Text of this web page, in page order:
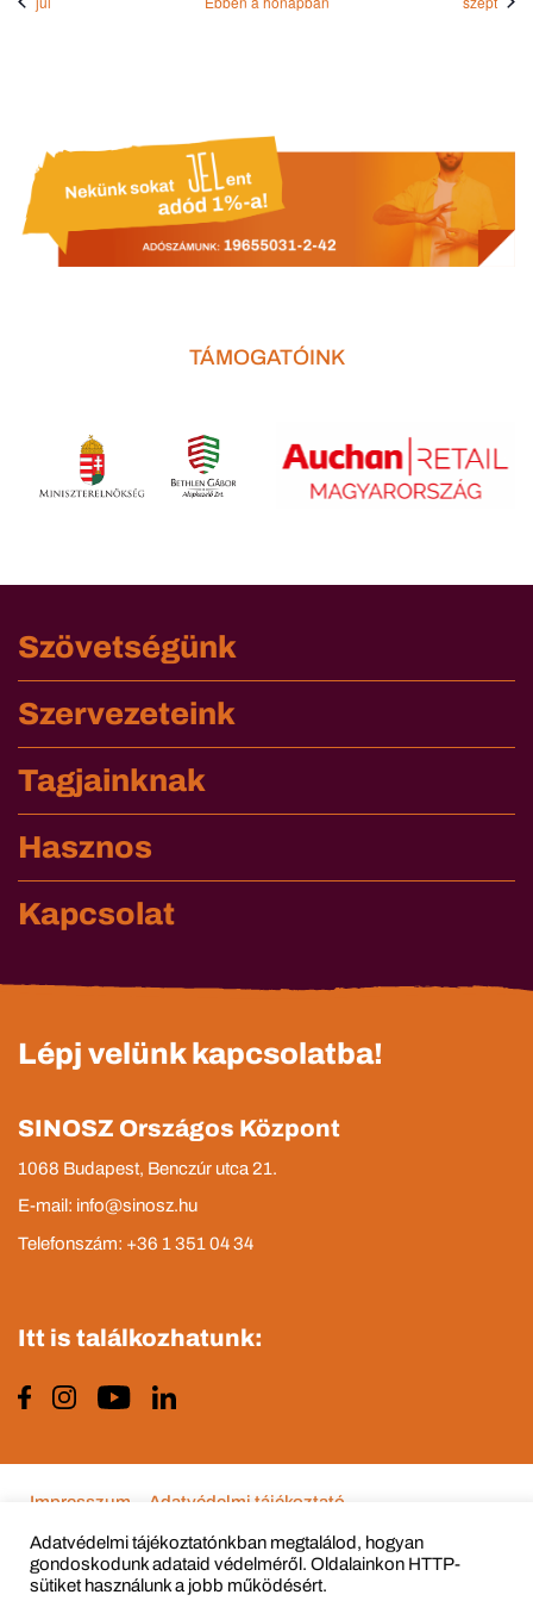
TÁMOGATÓINK
Szövetségünk
Szervezeteink
Tagjainknak
Hasznos
Kapcsolat
Lépj velünk kapcsolatba!
SINOSZ Országos Központ
1068 Budapest, Benczúr utca 21.
E-mail: info@sinosz.hu
Telefonszám: +36 1 351 04 34
Itt is találkozhatunk:
Impresszum Adatvédelmi tájékoztató
Adatvédelmi tájékoztatónkban megtalálod, hogyan
gondoskodunk adataid védelméről. Oldalainkon HTTP-
sütiket használunk a jobb működésért.